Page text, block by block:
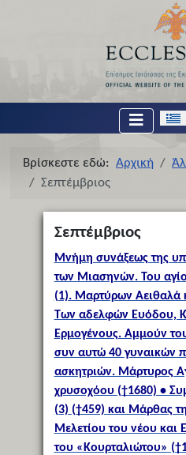
Βρίσκεστε εδώ: Αρχική
Σεπτέμβριος
Σεπτέμβριος
Μνήμη συνάξεως της
των Μιασηνών. Του
(1). Μαρτύρων Αειθαλά
Των αδελφών Ευόδου,
Ερμογένους. Αμμούν
συν αυτώ 40 γυναικών
ασκητριών. Μάρτυρος
χρυσοχόου (†1680) •
(3) (†459) και Μάρθας
Μελετίου του νέου και
του «Κουρταλιώτου»